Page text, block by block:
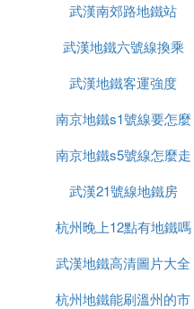
至揚州，新的「寧儀揚
提前到「十二五規劃」
任延誤最初國家層面的
2014年底編制完成建設
報國家發改委；其中寧
改委批准。
南京地鐵S5線（南京-
後與南京地鐵4號線的仙
後過江途徑儀徵到達揚
東站正在建設中，將預
從龍潭過江進入儀征。
設的首條跨越長江的城
武漢南郊路地鐵站
武漢地鐵六號線換乘
武漢地鐵客運強度
南京地鐵s1號線要怎麼
買票
南京地鐵s5號線怎麼走
武漢21號線地鐵房
杭州晚上12點有地鐵嗎
武漢地鐵高清圖片大全
圖片大全圖片
杭州地鐵能刷溫州的市